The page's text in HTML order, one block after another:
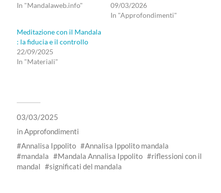
In "Mandalaweb.info"
09/03/2026
In "Approfondimenti"
Meditazione con il Mandala
: la fiducia e il controllo
22/09/2025
In "Materiali"
03/03/2025
inApprofondimenti
Annalisa Ippolito
Annalisa Ippolito mandala
mandala
Mandala Annalisa Ippolito
riflessioni con il
mandal
significati del mandala